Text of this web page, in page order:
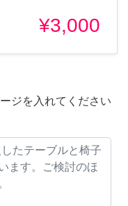
¥3,000
ジを入れてください